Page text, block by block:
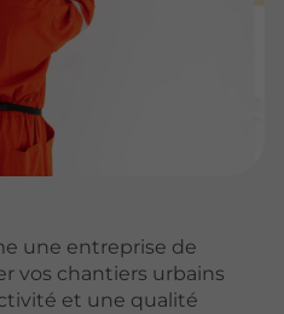
une entreprise de
vos chantiers urbains
et une qualité